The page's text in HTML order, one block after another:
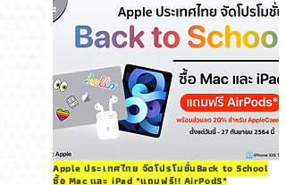
Apple ประเทศไทย จัดโปรโมชั่นBack to School
ซื้อ Mac และ iPad *แถมฟรี!! AirPodS*